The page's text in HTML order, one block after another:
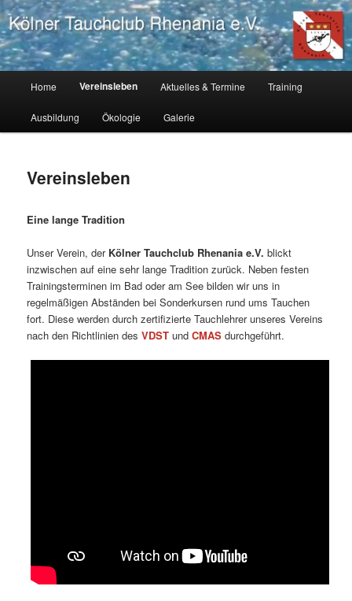
Zum
primären
Inhalt
springenKölner Tauchclub Rhenania
Tauchverein Köln, Tauchausbildung Köln, tauchen lernen Köln
Home Vereinsleben Aktuelles & Termine Training
Ausbildung Ökologie Galerie
Vereinsleben
Eine lange Tradition
Unser Verein, der Kölner Tauchclub Rhenania e.V. blickt
inzwischen auf eine sehr lange Tradition zurück. Neben festen
Trainingsterminen im Bad oder am See bilden wir uns in
regelmäßigen Abständen bei Sonderkursen rund ums Tauchen
fort. Diese werden durch zertifizierte Tauchlehrer unseres Vereins
nach den Richtlinien desVDST undCMAS durchgeführt.